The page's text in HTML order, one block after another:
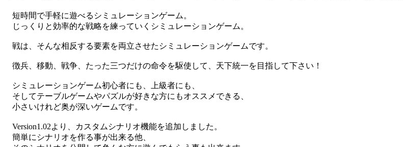
短時間で手軽に遊べるシミュレーションゲーム。
じっくりと効率的な戦略を練っていくシミュレーションゲーム。
戦は、そんな相反する要素を両立させたシミュレーションゲームです。
徴兵、移動、戦争、たった三つだけの命令を駆使して、天下統一を目指して下さい！
シミュレーションゲーム初心者にも、上級者にも、
そしてテーブルゲームやパズルが好きな方にもオススメできる、
小さいけれど奥が深いゲームです。
Version1.02より、カスタムシナリオ機能を追加しました。
簡単にシナリオを作る事が出来る他、